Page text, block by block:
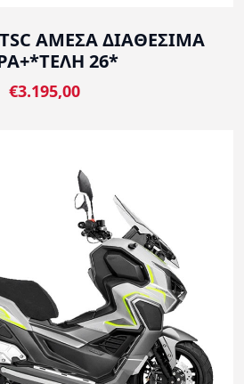
TSC ΑΜΕΣΑ ΔΙΑΘΕΣΙΜΑ
26*
€3.195,00